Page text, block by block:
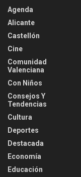
Agenda
Alicante
Castellón
Cine
Comunidad
Valenciana
Con Niños
Consejos Y
Tendencias
Cultura
Deportes
Destacada
Economía
Educación